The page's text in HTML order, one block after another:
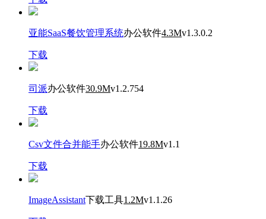
亚能SaaS餐饮管理系统办公软件4.3Mv1.3.0.2
下载
司派办公软件30.9Mv1.2.754
下载
Csv文件合并能手办公软件19.8Mv1.1
下载
ImageAssistant下载工具1.2Mv1.1.26